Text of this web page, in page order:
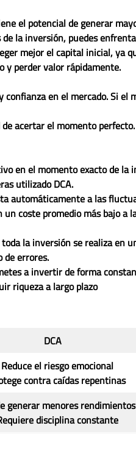
el potencial de generar
la inversión, puedes
mejor el capital inicial, ya
y perder valor rápidamente.
en el mercado. Si el
acertar el momento
en el momento exacto de la
utilizado DCA.
a las
coste promedio más bajo a
la inversión se realiza en
errores.
a invertir de forma
riqueza a largo plazo
DCA
el riesgo emocional
contra caídas repentinas
generar menores rendimientos
disciplina constante